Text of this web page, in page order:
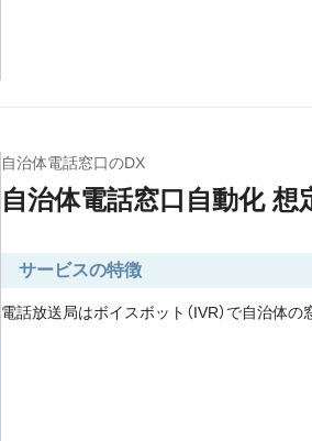
自治体電話窓口のDX
自治体電話窓口自動化 想
サービスの特徴
電話放送局はボイスボット（IVR）で自治体